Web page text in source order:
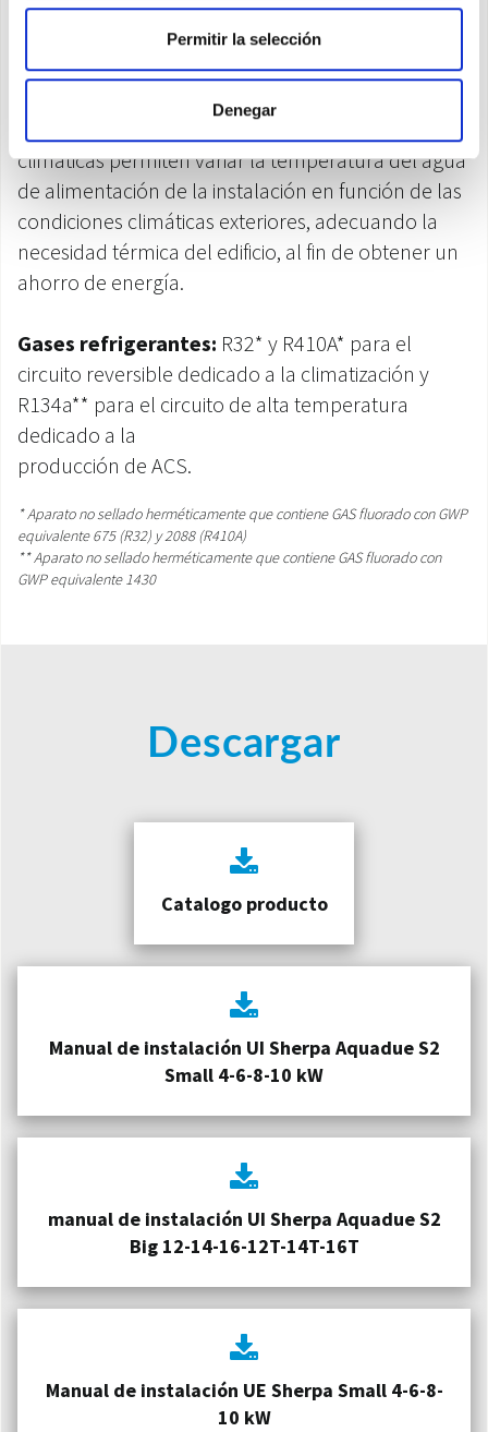
Permitir la selección
Denegar
modalidad noche.
Curvas climáticascon sonda de temperatura del
aire exterior: dos curvas disponibles, una para la
refrigeración y una para la calefacción. Las curvas
climáticas permiten variar la temperatura del agua
de alimentación de la instalación en función de las
condiciones climáticas exteriores, adecuando la
necesidad térmica del edificio, al fin de obtener un
ahorro de energía.
Gases refrigerantes: R32* y R410A* para el
circuito reversible dedicado a la climatización y
R134a** para el circuito de alta temperatura
dedicado a la
producción de ACS.
* Aparato no sellado herméticamente que contiene GAS fluorado con GWP
equivalente 675 (R32) y 2088 (R410A)
** Aparato no sellado herméticamente que contiene GAS fluorado con
GWP equivalente 1430
Descargar
Catalogo producto
Manual de instalación UI Sherpa Aquadue S2
Small 4-6-8-10 kW
manual de instalación UI Sherpa Aquadue S2
Big 12-14-16-12T-14T-16T
Manual de instalación UE Sherpa Small 4-6-8-
10 kW